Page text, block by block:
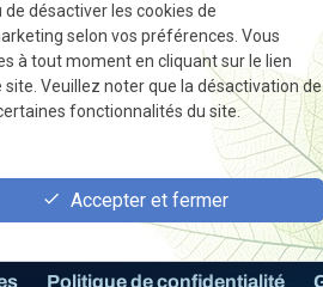
nous joindre
071 18 29 03
automobile Diagnostic
désactiver les cookies de
selon vos préférences. Vous
à tout moment en cliquant sur le lien
Veuillez noter que la désactivation de
fonctionnalités du site.
Accepter et fermer